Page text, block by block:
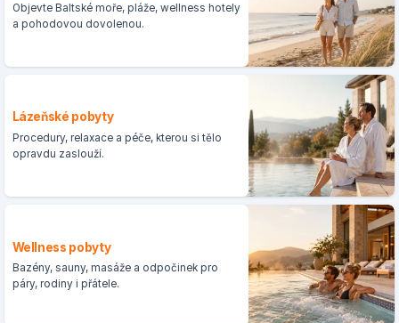
Objevte Baltské moře, pláže, wellness hotely
a pohodovou dovolenou.
Lázeňské pobyty
Procedury, relaxace a péče, kterou si tělo
opravdu zaslouží.
Wellness pobyty
Bazény, sauny, masáže a odpočinek pro
páry, rodiny i přátele.